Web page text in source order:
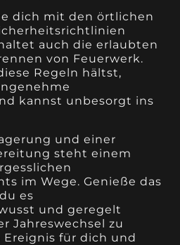
dich mit den örtlichen
auch die erlaubten
von Feuerwerk.
Regeln hältst,
kannst unbesorgt ins
und einer
steht einem
im Wege. Genieße das
es
und geregelt
Jahreswechsel zu
für dich und